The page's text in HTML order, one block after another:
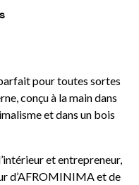
pour toutes sortes
conçu à la main dans
et dans un bois
et entrepreneur,
d’AFROMINIMA et de